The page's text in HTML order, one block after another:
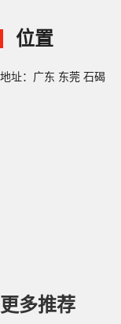
位置
地址：广东 东莞 石碣
更多推荐